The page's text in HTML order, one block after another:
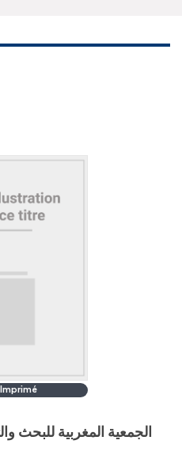
Imprimé
الجمعية المغربية للبحث